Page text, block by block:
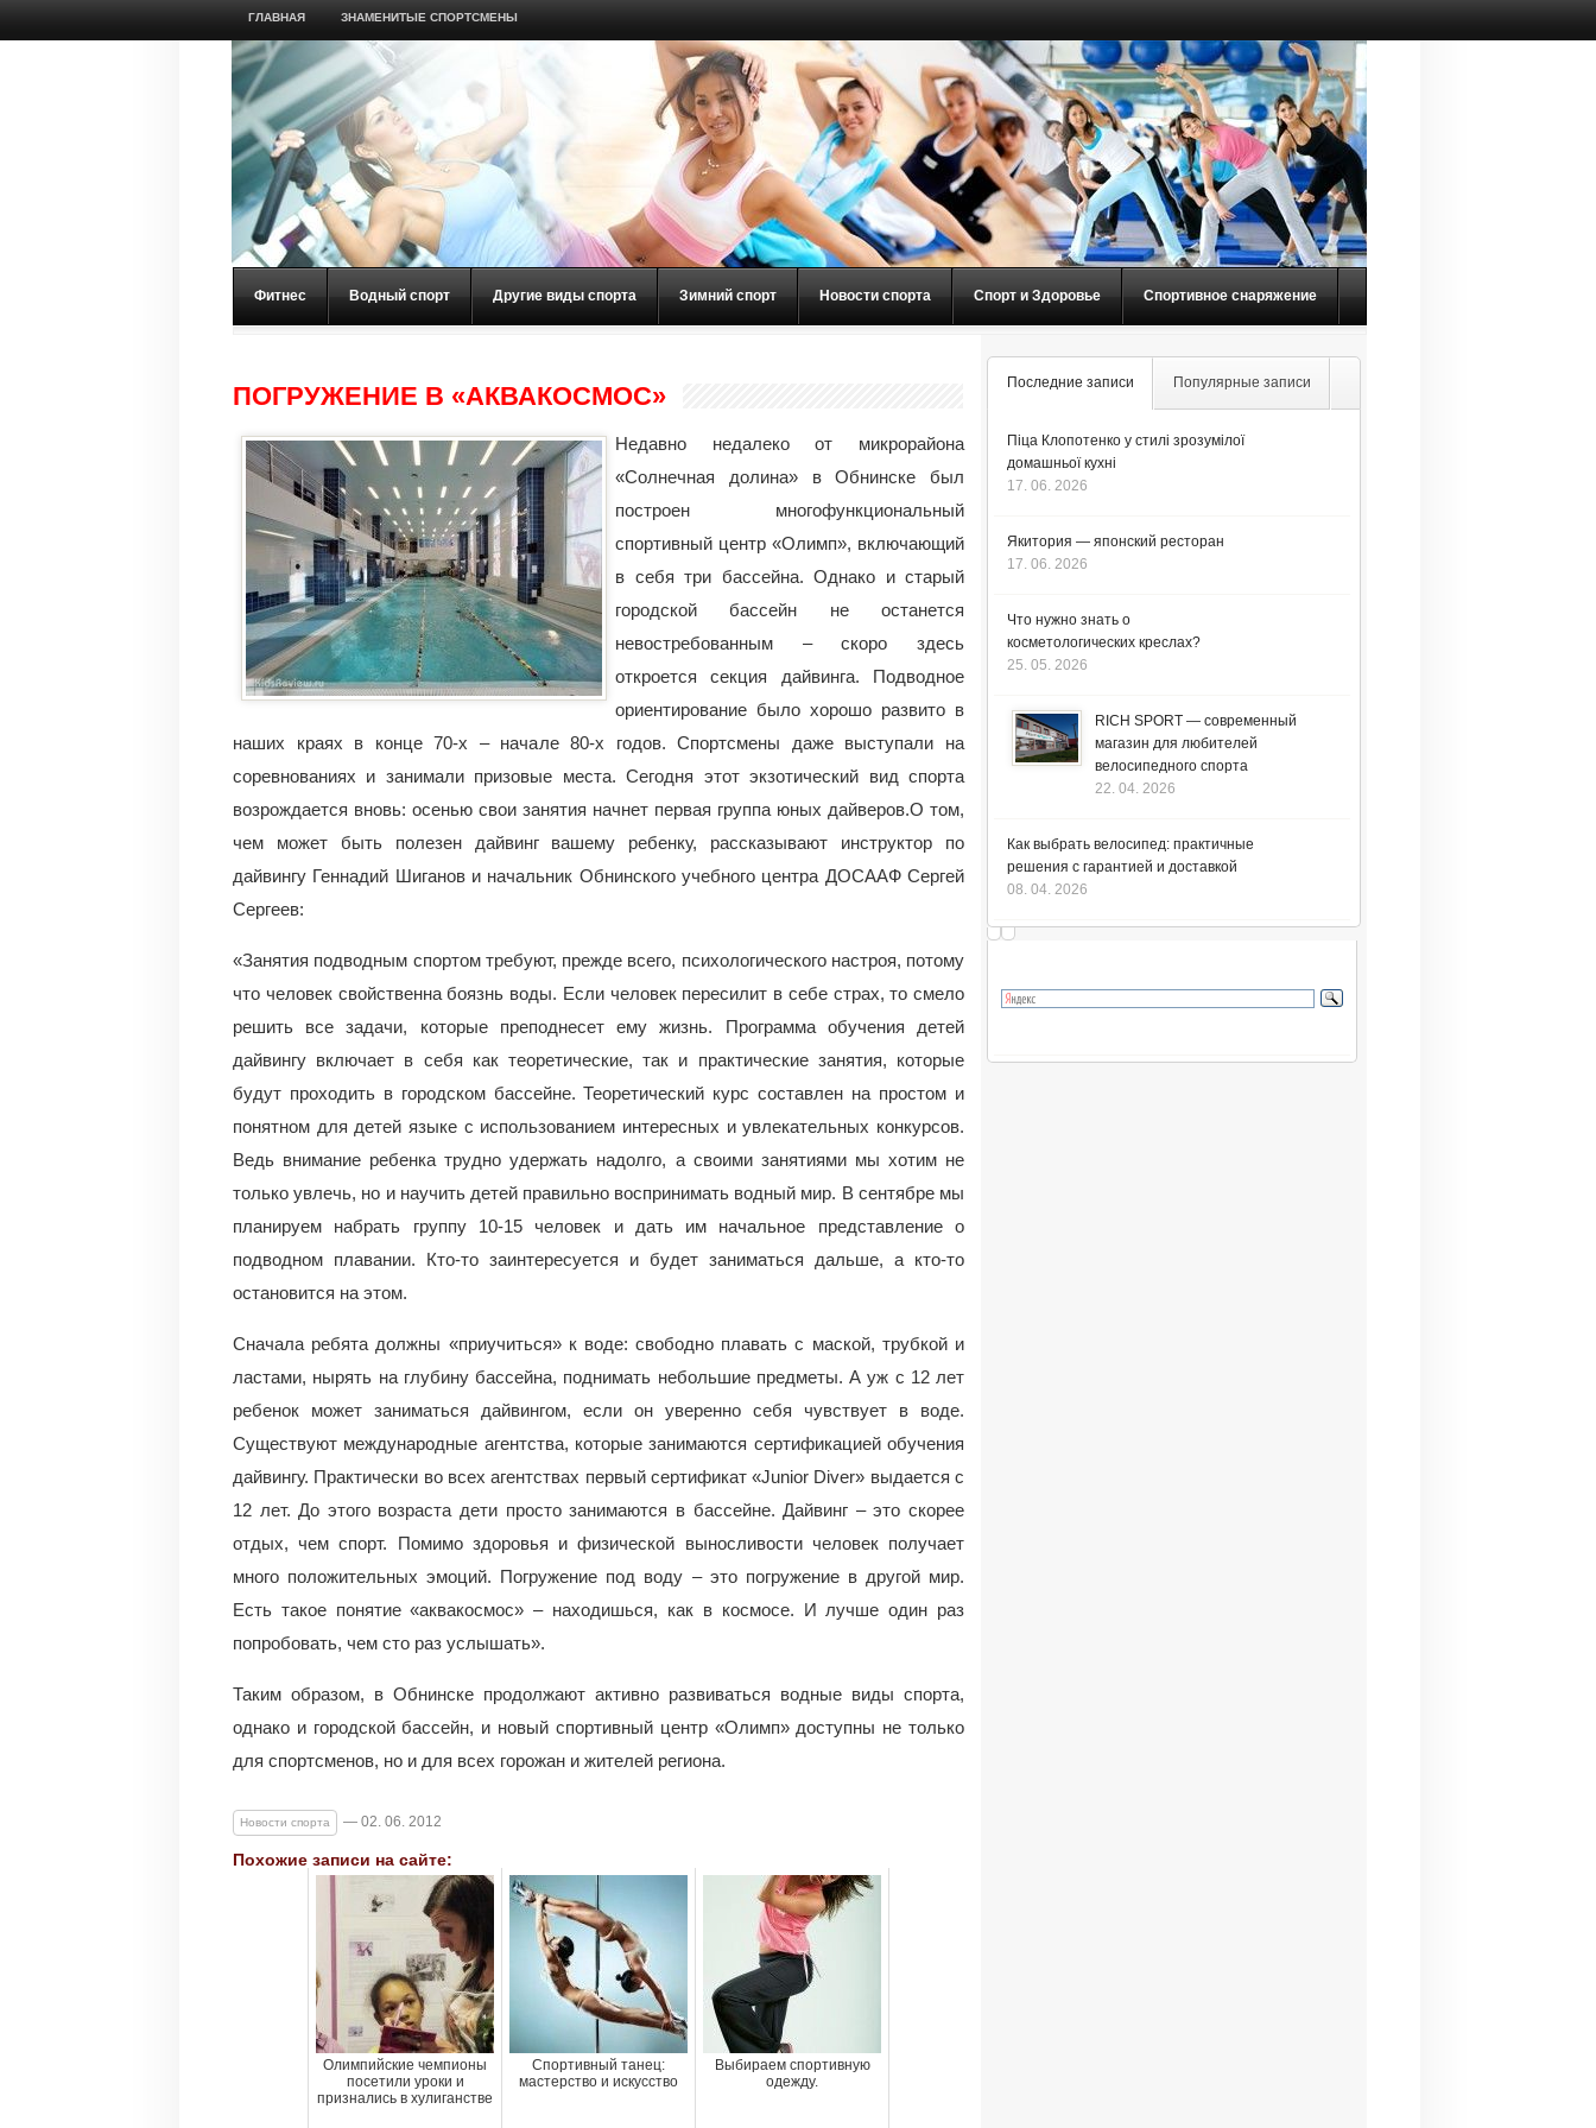
ГЛАВНАЯ ЗНАМЕНИТЫЕ СПОРТСМЕНЫ
Фитнес Водный спорт Другие виды спорта Зимний спорт Новости спорта Спорт и Здоровье Спортивное снаряжение
ПОГРУЖЕНИЕ В «АКВАКОСМОС»
Недавно недалеко от микрорайона
«Солнечная долина» в Обнинске был
построен многофункциональный
спортивный центр «Олимп», включающий
в себя три бассейна. Однако и старый
городской бассейн не останется
невостребованным – скоро здесь
откроется секция дайвинга. Подводное
ориентирование было хорошо развито в
наших краях в конце 70-х – начале 80-х годов. Спортсмены даже выступали на
соревнованиях и занимали призовые места. Сегодня этот экзотический вид спорта
возрождается вновь: осенью свои занятия начнет первая группа юных дайверов.О том,
чем может быть полезен дайвинг вашему ребенку, рассказывают инструктор по
дайвингу Геннадий Шиганов и начальник Обнинского учебного центра ДОСААФ Сергей
Сергеев:
«Занятия подводным спортом требуют, прежде всего, психологического настроя, потому
что человек свойственна боязнь воды. Если человек пересилит в себе страх, то смело
решить все задачи, которые преподнесет ему жизнь. Программа обучения детей
дайвингу включает в себя как теоретические, так и практические занятия, которые
будут проходить в городском бассейне. Теоретический курс составлен на простом и
понятном для детей языке с использованием интересных и увлекательных конкурсов.
Ведь внимание ребенка трудно удержать надолго, а своими занятиями мы хотим не
только увлечь, но и научить детей правильно воспринимать водный мир. В сентябре мы
планируем набрать группу 10-15 человек и дать им начальное представление о
подводном плавании. Кто-то заинтересуется и будет заниматься дальше, а кто-то
остановится на этом.
Сначала ребята должны «приучиться» к воде: свободно плавать с маской, трубкой и
ластами, нырять на глубину бассейна, поднимать небольшие предметы. А уж с 12 лет
ребенок может заниматься дайвингом, если он уверенно себя чувствует в воде.
Существуют международные агентства, которые занимаются сертификацией обучения
дайвингу. Практически во всех агентствах первый сертификат «Junior Diver» выдается с
12 лет. До этого возраста дети просто занимаются в бассейне. Дайвинг – это скорее
отдых, чем спорт. Помимо здоровья и физической выносливости человек получает
много положительных эмоций. Погружение под воду – это погружение в другой мир.
Есть такое понятие «аквакосмос» – находишься, как в космосе. И лучше один раз
попробовать, чем сто раз услышать».
Таким образом, в Обнинске продолжают активно развиваться водные виды спорта,
однако и городской бассейн, и новый спортивный центр «Олимп» доступны не только
для спортсменов, но и для всех горожан и жителей региона.
Новости спорта — 02. 06. 2012
Похожие записи на сайте:
Олимпийские чемпионы
посетили уроки и
признались в хулиганстве
Спортивный танец:
мастерство и искусство
Выбираем спортивную
одежду.
Последние записи Популярные записи
Піца Клопотенко у стилі зрозумілої
домашньої кухні
17. 06. 2026
Якитория — японский ресторан
17. 06. 2026
Что нужно знать о
косметологических креслах?
25. 05. 2026
RICH SPORT — современный
магазин для любителей
велосипедного спорта
22. 04. 2026
Как выбрать велосипед: практичные
решения с гарантией и доставкой
08. 04. 2026